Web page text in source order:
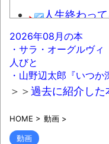
人生終わっ
う生きていくべ
「アニソン
日本人たち。伝
しい」→女さん
品格が落ちた』
【画像】日
だなｗｗｗｗｗ
2026年08月の本
・サラ・オーグルヴ
人びと
・山野辺太郎『いつか
＞＞過去に紹介した
HOME > 動画 >
動画